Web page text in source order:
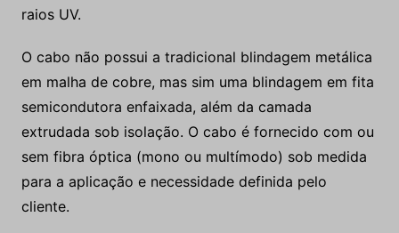
raios UV.
O cabo não possui a tradicional blindagem metálica
em malha de cobre, mas sim uma blindagem em fita
semicondutora enfaixada, além da camada
extrudada sob isolação. O cabo é fornecido com ou
sem fibra óptica (mono ou multímodo) sob medida
para a aplicação e necessidade definida pelo
cliente.